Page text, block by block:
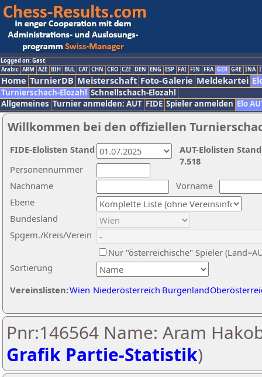
Logged on: Gast
Arabic ARM AZE BIH BUL CAT CHN CRO CZE DEN ENG ESP FAI FIN FRA GER GRE INA
Home TurnierDB Meisterschaft Foto-Galerie Meldekartei
Turnierschach-Elozahl Schnellschach-Elozahl
Allgemeines Turnier anmelden: AUT FIDE Spieler anmelden Elo
Willkommen bei den offiziellen
Nachname
Vorname
Ebene
Sortierung
Personennummer
Bundesland
Spgem./Kreis/Verein
Nur "österreichische" Spieler
Vereinslisten:Wien Niederösterreich Burgenland
AUT-Elolisten
7.518
FIDE-Elolisten Stand
Pnr:146564 Name: Aram
Grafik Partie-Statistik)